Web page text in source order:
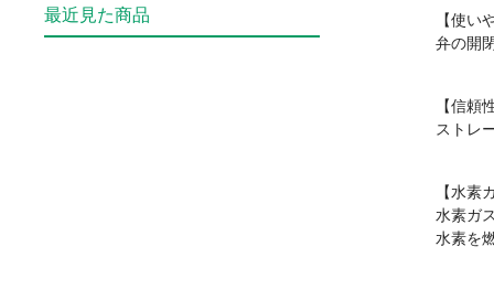
【使い
弁の開
【信頼
ストレ
【水素
水素ガ
水素を
最近見た商品